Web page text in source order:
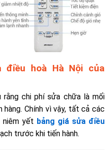
điều hoà Hà Nội của
rằng chi phí sửa chữa là mối
hàng. Chính vì vậy, tất cả các
niêm yết bảng giá sửa điều
trước khi tiến hành.